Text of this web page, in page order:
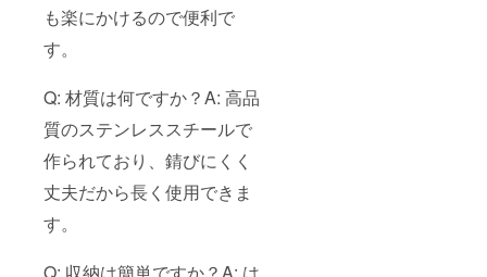
も楽にかけるので便利で
す。
Q: 材質は何ですか？A: 高品
質のステンレススチールで
作られており、錆びにくく
丈夫だから長く使用できま
す。